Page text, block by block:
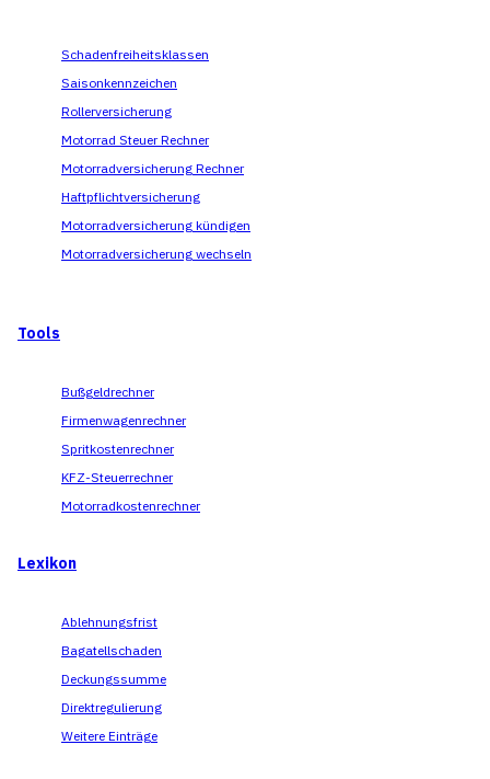
Schadenfreiheitsklassen
Saisonkennzeichen
Rollerversicherung
Motorrad Steuer Rechner
Motorradversicherung Rechner
Haftpflichtversicherung
Motorradversicherung kündigen
Motorradversicherung wechseln
Tools
Bußgeldrechner
Firmenwagenrechner
Spritkostenrechner
KFZ-Steuerrechner
Motorradkostenrechner
Lexikon
Ablehnungsfrist
Bagatellschaden
Deckungssumme
Direktregulierung
Weitere Einträge